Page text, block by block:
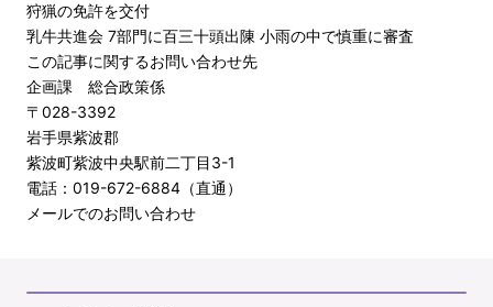
狩猟の免許を交付
乳牛共進会 7部門に百三十頭出陳 小雨の中で慎重に審査
この記事に関するお問い合わせ先
企画課 総合政策係
〒028-3392
岩手県紫波郡
紫波町紫波中央駅前二丁目3-1
電話：019-672-6884（直通）
メールでのお問い合わせ